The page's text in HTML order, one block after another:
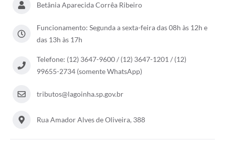
Atualização Cadastral
A Nossa Cidade
Audiências Públicas
Arquivos para Download
Betânia Aparecida Corrêa Ribeiro
Funcionamento: Segunda a sexta-feira das 08h às 12h e
das 13h às 17h
Telefone: (12) 3647-9600 / (12) 3647-1201 / (12)
99655-2734 (somente WhatsApp)
tributos@lagoinha.sp.gov.br
Rua Amador Alves de Oliveira, 388